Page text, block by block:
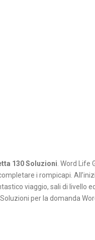
130 Soluzioni . Word Life
i rompicapi.
viaggio, sali di livello
per la domanda